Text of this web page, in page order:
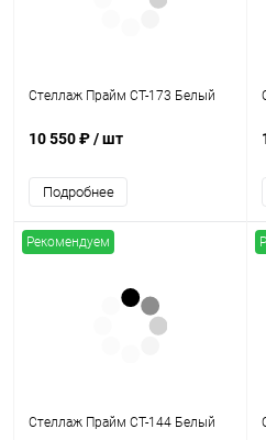
Стеллаж Прайм СТ-173 Белый
10 550 ₽/ шт
Подробнее
Рекомендуем
Стеллаж Прайм СТ-144 Белый